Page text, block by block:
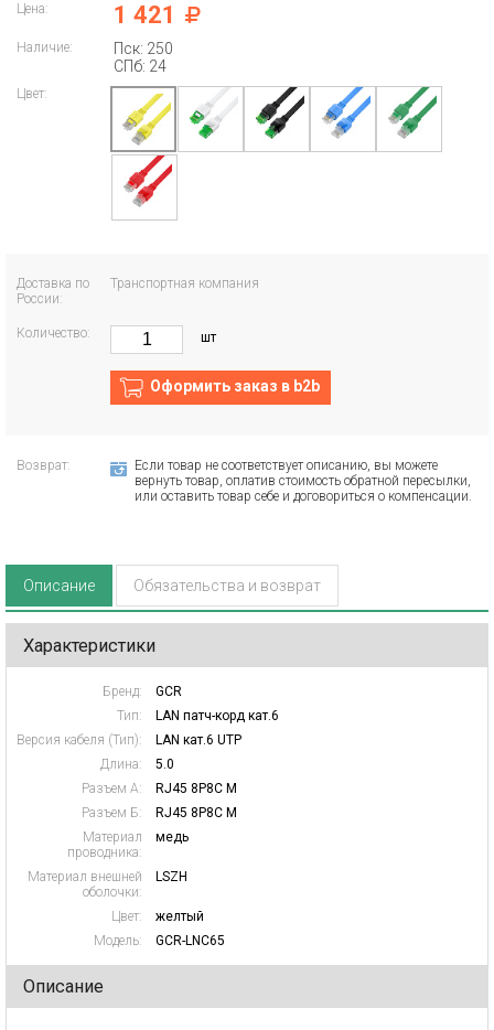
Цена: 1 421
Наличие:
Пск: 250
СПб: 24
Цвет:
Доставка по
России:
Транспортная компания
Количество: шт
Оформить заказ в b2b
Возврат:
Если товар не соответствует описанию, вы можете
вернуть товар, оплатив стоимость обратной пересылки,
или оставить товар себе и договориться о компенсации.
Описание Обязательства и возврат
Характеристики
Бренд:
GCR
Тип:
LAN патч-корд кат.6
Версия кабеля (Тип):
LAN кат.6 UTP
Длина:
5.0
Разъем А:
RJ45 8P8C M
Разъем Б:
RJ45 8P8C M
Материал
проводника:
медь
Материал внешней
оболочки:
LSZH
Цвет:
желтый
Модель:
GCR-LNC65
Описание